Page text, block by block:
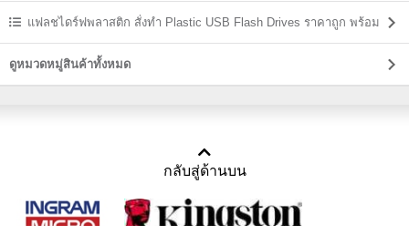
แฟลชไดร์ฟพลาสติก สั่งทำ Plastic USB Flash Drives ราคาถูก พร้อม
สกรีน
ดูหมวดหมู่สินค้าทั้งหมด
กลับสู่ด้านบน